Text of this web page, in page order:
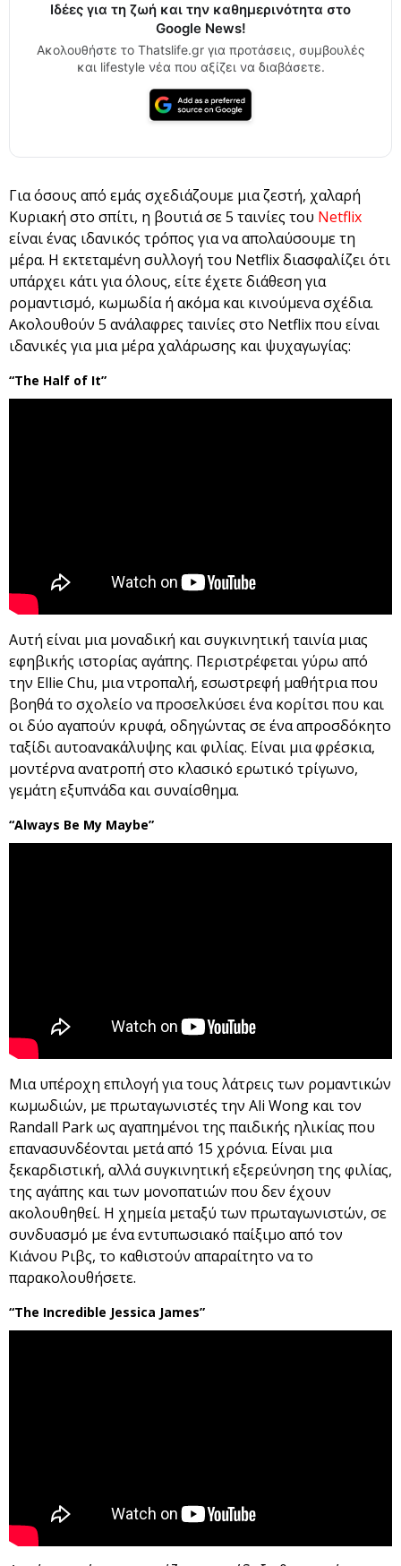
Ιδέες για τη ζωή και την καθημερινότητα στο
Google News!
Ακολουθήστε το Thatslife.gr για προτάσεις, συμβουλές
και lifestyle νέα που αξίζει να διαβάσετε.
Για όσους από εμάς σχεδιάζουμε μια ζεστή, χαλαρή
Κυριακή στο σπίτι, η βουτιά σε 5 ταινίες του Netflix
είναι ένας ιδανικός τρόπος για να απολαύσουμε τη
μέρα. Η εκτεταμένη συλλογή του Netflix διασφαλίζει ότι
υπάρχει κάτι για όλους, είτε έχετε διάθεση για
ρομαντισμό, κωμωδία ή ακόμα και κινούμενα σχέδια.
Ακολουθούν 5 ανάλαφρες ταινίες στο Netflix που είναι
ιδανικές για μια μέρα χαλάρωσης και ψυχαγωγίας:
“The Half of It”
Αυτή είναι μια μοναδική και συγκινητική ταινία μιας
εφηβικής ιστορίας αγάπης. Περιστρέφεται γύρω από
την Ellie Chu, μια ντροπαλή, εσωστρεφή μαθήτρια που
βοηθά το σχολείο να προσελκύσει ένα κορίτσι που και
οι δύο αγαπούν κρυφά, οδηγώντας σε ένα απροσδόκητο
ταξίδι αυτοανακάλυψης και φιλίας. Είναι μια φρέσκια,
μοντέρνα ανατροπή στο κλασικό ερωτικό τρίγωνο,
γεμάτη εξυπνάδα και συναίσθημα.
“Always Be My Maybe”
Μια υπέροχη επιλογή για τους λάτρεις των ρομαντικών
κωμωδιών, με πρωταγωνιστές την Ali Wong και τον
Randall Park ως αγαπημένοι της παιδικής ηλικίας που
επανασυνδέονται μετά από 15 χρόνια. Είναι μια
ξεκαρδιστική, αλλά συγκινητική εξερεύνηση της φιλίας,
της αγάπης και των μονοπατιών που δεν έχουν
ακολουθηθεί. Η χημεία μεταξύ των πρωταγωνιστών, σε
συνδυασμό με ένα εντυπωσιακό παίξιμο από τον
Κιάνου Ριβς, το καθιστούν απαραίτητο να το
παρακολουθήσετε.
“The Incredible Jessica James”